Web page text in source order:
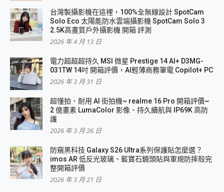
台灣製攝影機在這裡，100%全無線設計 SpotCam
Solo Eco 太陽能防水雲端攝影機 SpotCam Solo 3
2.5K高畫質戶外攝影機 開箱 評測
2026 年 4 月 13 日
電力超超超持久 MSI 微星 Prestige 14 AI+ D3MG-
031TW 14吋 開箱評價，AI輕薄商務筆電 Copilot+ PC
2026 年 3 月 31 日
超懂拍、耐用 AI 街拍機~ realme 16 Pro 開箱評價~
2 億畫素 LumaColor 影像、持久續航與 IP69K 高防
護
2026 年 3 月 26 日
防窺黑科技 Galaxy S26 Ultra系列保護貼怎麼選？
imos AR 低反光玻璃、藍寶石鏡頭貼與軍規防摔殼完
整開箱評價
2026 年 3 月 21 日